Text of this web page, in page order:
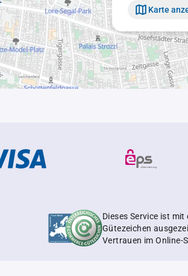
Karte
Dieses Service ist
Gütezeichen
Vertrauen im Online-